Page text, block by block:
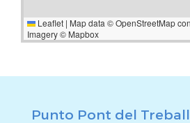
Leaflet | Map data ©OpenStreetMap
Imagery © Mapbox
Punto Pont del Treball,